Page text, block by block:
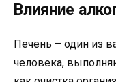
Влияние
Печень – один из
человека,